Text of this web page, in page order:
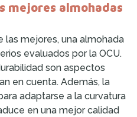
mejores almohadas
las mejores, una almohada
evaluados por la OCU.
son aspectos
en cuenta. Además, la
adaptarse a la curvatura
en una mejor calidad